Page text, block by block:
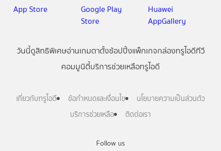
Follow us
วันนี้ดูสิทธิพิเศษอ่านเกมตาตั้งช้อปปิ้งแพ็กเกจกล่องทรูไอดีทีวี
คอมมูนิตี้บริการช่วยเหลือทรูไอดี
เกี่ยวกับทรูไอดี ข้อกำหนดและเงื่อนไข
นโยบายความเป็นส่วนตัว
บริการช่วยเหลือ
ติดต่อเรา